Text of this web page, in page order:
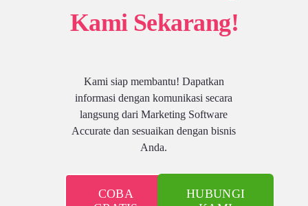
Kami Sekarang!
Kami siap membantu! Dapatkan
informasi dengan komunikasi secara
langsung dari Marketing Software
Accurate dan sesuaikan dengan bisnis
Anda.
COBA
HUBUNGI